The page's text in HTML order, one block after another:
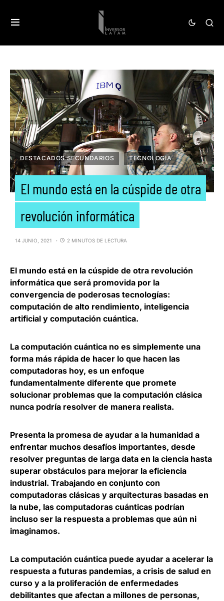
DESTACADOS SECUNDARIOS TECNOLOGÍA
El mundo está en la cúspide de otra
revolución informática
14 JUNIO, 2021 2 MINUTOS DE LECTURA
El mundo está en la cúspide de otra revolución
informática que será promovida por la
convergencia de poderosas tecnologías:
computación de alto rendimiento, inteligencia
artificial y computación cuántica.
La computación cuántica no es simplemente una
forma más rápida de hacer lo que hacen las
computadoras hoy, es un enfoque
fundamentalmente diferente que promete
solucionar problemas que la computación clásica
nunca podría resolver de manera realista.
Presenta la promesa de ayudar a la humanidad a
enfrentar muchos desafíos importantes, desde
resolver preguntas de larga data en la ciencia hasta
superar obstáculos para mejorar la eficiencia
industrial. Trabajando en conjunto con
computadoras clásicas y arquitecturas basadas en
la nube, las computadoras cuánticas podrían
incluso ser la respuesta a problemas que aún ni
imaginamos.
La computación cuántica puede ayudar a acelerar la
respuesta a futuras pandemias, a crisis de salud en
curso y a la proliferación de enfermedades
debilitantes que afectan a millones de personas,